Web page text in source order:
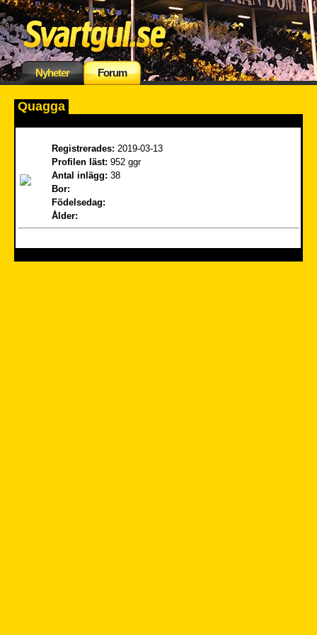
Nyheter Forum
Quagga
Registrerades: 2019-03-13
Profilen läst: 952 ggr
Antal inlägg: 38
Bor:
Födelsedag:
Ålder: